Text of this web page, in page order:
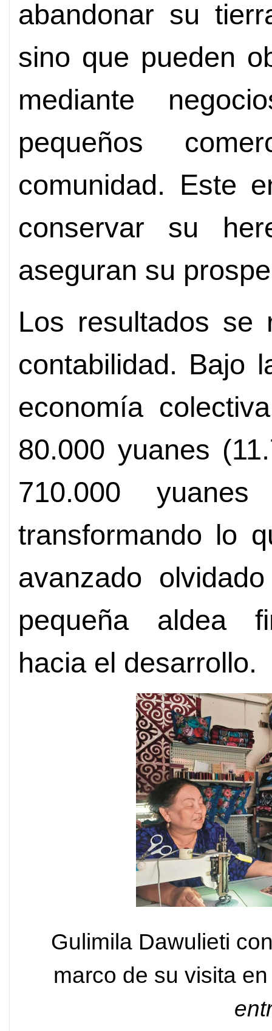
abandonar su
sino que pueden
mediante
pequeños
comunidad. Este
conservar su
aseguran su
Los resultados se
contabilidad. Bajo
economía
80.000 yuanes
710.000
transformando lo
avanzado
pequeña aldea
hacia el desarrollo.
Gulimila Dawulieti
marco de su visita